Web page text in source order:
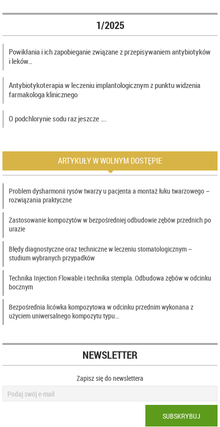
1/2025
Powikłania i ich zapobieganie związane z przepisywaniem antybiotyków
i leków…
Antybiotykoterapia w leczeniu implantologicznym z punktu widzenia
farmakologa klinicznego
O podchlorynie sodu raz jeszcze ….
ARTYKUŁY W WOLNYM DOSTĘPIE
Problem dysharmonii rysów twarzy u pacjenta a montaż łuku twarzowego –
rozwiązania praktyczne
Zastosowanie kompozytów w bezpośredniej odbudowie zębów przednich po
urazie
Błędy diagnostyczne oraz techniczne w leczeniu stomatologicznym –
studium wybranych przypadków
Technika Injection Flowable i technika stempla. Odbudowa zębów w odcinku
bocznym
Bezpośrednia licówka kompozytowa w odcinku przednim wykonana z
użyciem uniwersalnego kompozytu typu…
NEWSLETTER
Zapisz się do newslettera
SUBSKRYBUJ